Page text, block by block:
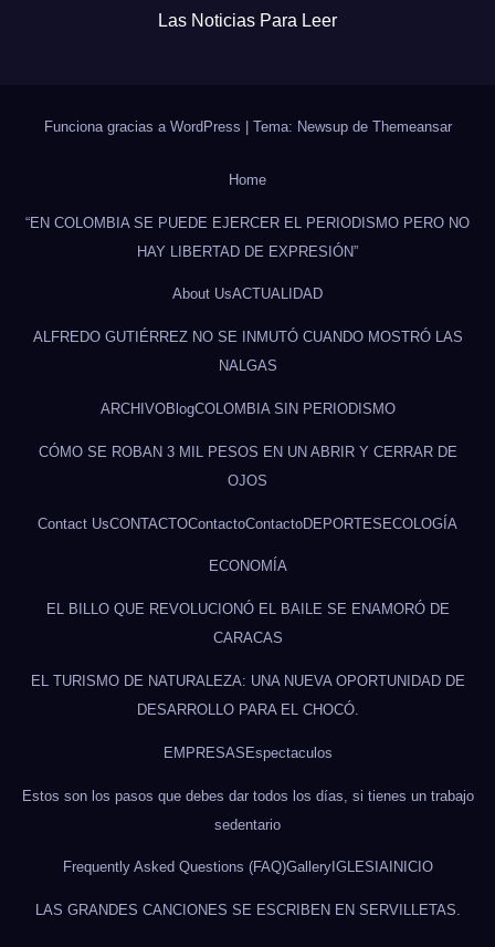
Las Noticias Para Leer
Funciona gracias a WordPress | Tema: Newsup de Themeansar
Home
“EN COLOMBIA SE PUEDE EJERCER EL PERIODISMO PERO NO
HAY LIBERTAD DE EXPRESIÓN”
About UsACTUALIDAD
ALFREDO GUTIÉRREZ NO SE INMUTÓ CUANDO MOSTRÓ LAS
NALGAS
ARCHIVOBlogCOLOMBIA SIN PERIODISMO
CÓMO SE ROBAN 3 MIL PESOS EN UN ABRIR Y CERRAR DE
OJOS
Contact UsCONTACTOContactoContactoDEPORTESECOLOGÍA
ECONOMÍA
EL BILLO QUE REVOLUCIONÓ EL BAILE SE ENAMORÓ DE
CARACAS
EL TURISMO DE NATURALEZA: UNA NUEVA OPORTUNIDAD DE
DESARROLLO PARA EL CHOCÓ.
EMPRESASEspectaculos
Estos son los pasos que debes dar todos los días, si tienes un trabajo
sedentario
Frequently Asked Questions (FAQ)GalleryIGLESIAINICIO
LAS GRANDES CANCIONES SE ESCRIBEN EN SERVILLETAS.